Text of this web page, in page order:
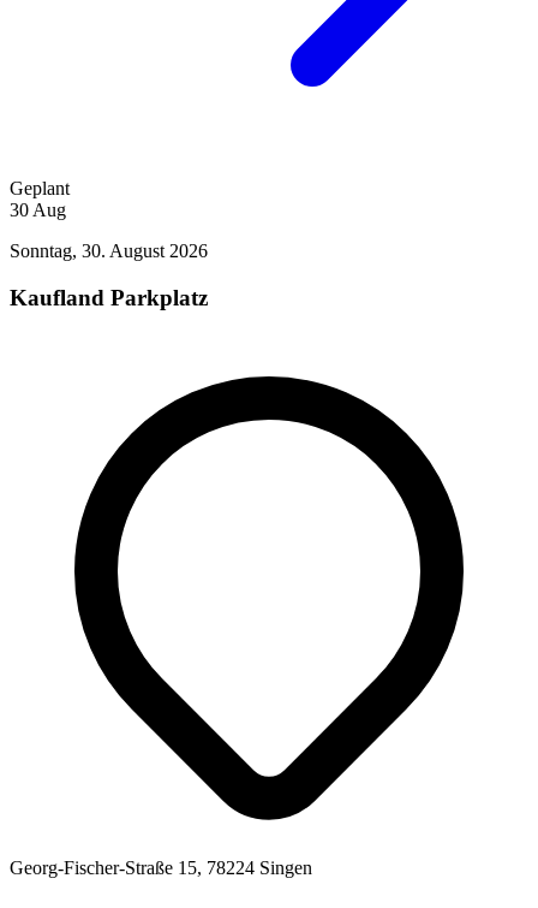
Geplant
30 Aug
Sonntag, 30. August 2026
Kaufland Parkplatz
Georg-Fischer-Straße 15, 78224 Singen